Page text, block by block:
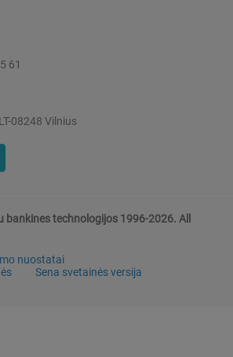
61
08248 Vilnius
technologijos 1996-2026. All
nuostatai
Sena svetainės versija